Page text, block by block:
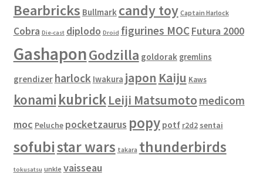
Bearbricks Bullmark candy toy Captain Harlock
Cobra Die-cast diplodo Droid figurines MOCFutura 2000
GashaponGodzilla goldorak gremlins
grendizer harlock Iwakura japon Kaiju Kaws
konami kubrickLeiji Matsumoto medicom
moc Peluche pocketzaurus popy potf r2d2 sentai
sofubistar wars takara thunderbirds
tokusatsu unkle vaisseau